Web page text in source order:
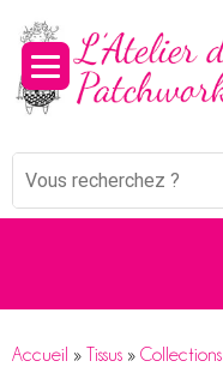
Mots
Accueil » Tissus » Collections